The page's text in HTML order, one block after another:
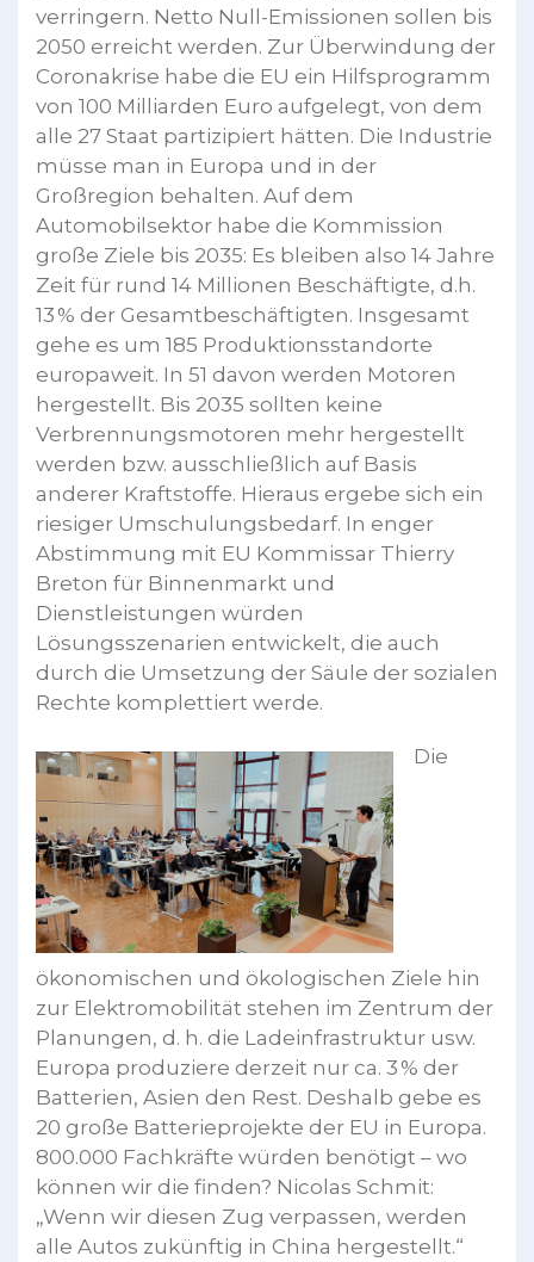
verringern. Netto Null-Emissionen sollen bis
2050 erreicht werden. Zur Überwindung der
Coronakrise habe die EU ein Hilfsprogramm
von 100 Milliarden Euro aufgelegt, von dem
alle 27 Staat partizipiert hätten. Die Industrie
müsse man in Europa und in der
Großregion behalten. Auf dem
Automobilsektor habe die Kommission
große Ziele bis 2035: Es bleiben also 14 Jahre
Zeit für rund 14 Millionen Beschäftigte, d.h.
13 % der Gesamtbeschäftigten. Insgesamt
gehe es um 185 Produktionsstandorte
europaweit. In 51 davon werden Motoren
hergestellt. Bis 2035 sollten keine
Verbrennungsmotoren mehr hergestellt
werden bzw. ausschließlich auf Basis
anderer Kraftstoffe. Hieraus ergebe sich ein
riesiger Umschulungsbedarf. In enger
Abstimmung mit EU Kommissar Thierry
Breton für Binnenmarkt und
Dienstleistungen würden
Lösungsszenarien entwickelt, die auch
durch die Umsetzung der Säule der sozialen
Rechte komplettiert werde.
Die
ökonomischen und ökologischen Ziele hin
zur Elektromobilität stehen im Zentrum der
Planungen, d. h. die Ladeinfrastruktur usw.
Europa produziere derzeit nur ca. 3 % der
Batterien, Asien den Rest. Deshalb gebe es
20 große Batterieprojekte der EU in Europa.
800.000 Fachkräfte würden benötigt – wo
können wir die finden? Nicolas Schmit:
„Wenn wir diesen Zug verpassen, werden
alle Autos zukünftig in China hergestellt.“